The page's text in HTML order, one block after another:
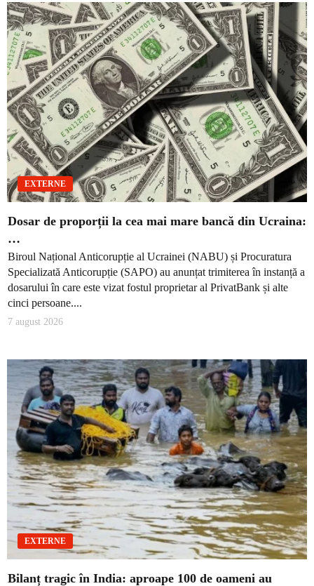
EXTERNE
Dosar de proporții la cea mai mare bancă din Ucraina:
…
Biroul Național Anticorupție al Ucrainei (NABU) și Procuratura
Specializată Anticorupție (SAPO) au anunțat trimiterea în instanță a
dosarului în care este vizat fostul proprietar al PrivatBank și alte
cinci persoane....
7 august 2026
EXTERNE
Bilanț tragic în India: aproape 100 de oameni au